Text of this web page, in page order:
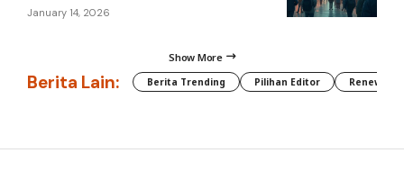
January 14, 2026
Show More
Berita Lain: Berita Trending Pilihan Editor